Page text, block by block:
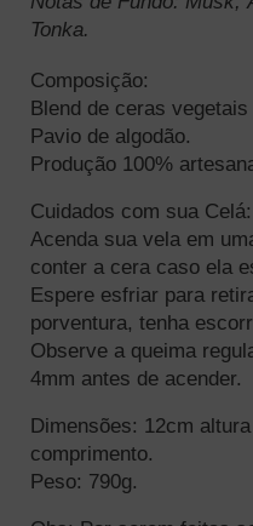
Tonka.
Composição:
Blend de ceras
Pavio de algodão.
Produção 100%
Cuidados com sua Celá:
Acenda sua vela em
conter a cera caso ela
Espere esfriar para
porventura, tenha
Observe a queima
4mm antes de acender.
Dimensões: 12cm
comprimento.
Peso: 790g.